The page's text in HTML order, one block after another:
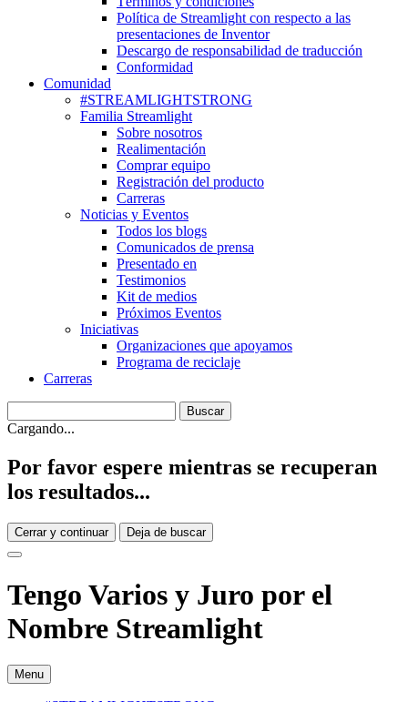
Política de Streamlight con respecto a las
presentaciones de Inventor
Descargo de responsabilidad de traducción
Conformidad
Comunidad
#STREAMLIGHTSTRONG
Familia Streamlight
Sobre nosotros
Realimentación
Comprar equipo
Registración del producto
Carreras
Noticias y Eventos
Todos los blogs
Comunicados de prensa
Presentado en
Testimonios
Kit de medios
Próximos Eventos
Iniciativas
Organizaciones que apoyamos
Programa de reciclaje
Carreras
Cargando...
Por favor espere mientras se recuperan
los resultados...
Cerrar y continuar Deja de buscar
Tengo Varios y Juro por el
Nombre Streamlight
Menu